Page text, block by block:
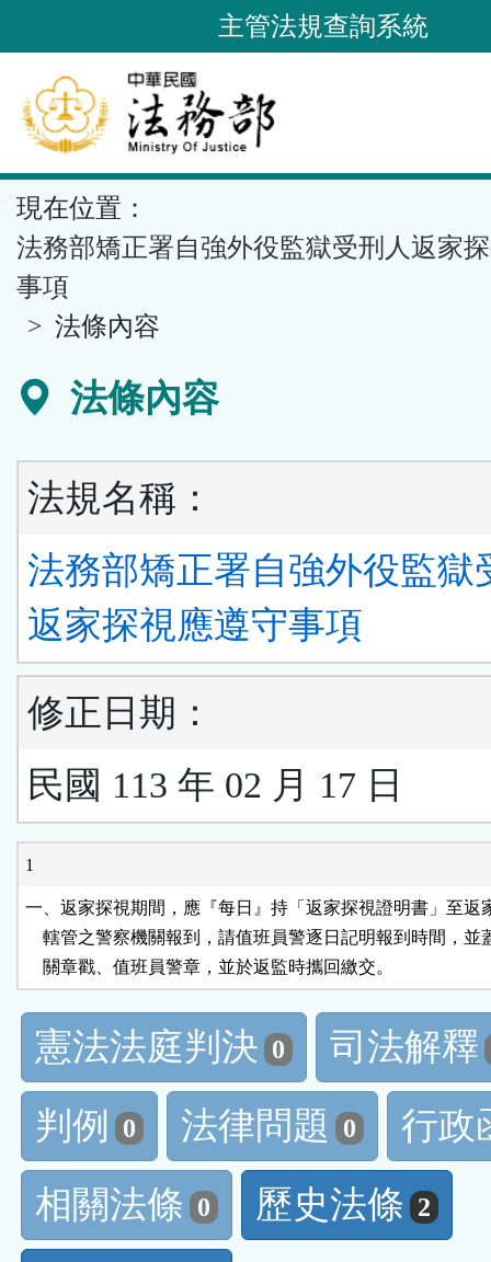
到
要
內
容
區
塊
主管法規查詢系統
現在位置：
法務部矯正署自強外役監獄受刑人返家
事項
法條內容
法條內容
法規名稱：
法務部矯正署自強外役監獄
返家探視應遵守事項
修正日期：
民國 113 年 02 月 17 日
1
一、返家探視期間，應『每日』持「返家探視證明書」至返
轄管之警察機關報到，請值班員警逐日記明報到時間，並
    關章戳、值班員警章，並於返監時攜回繳交。
憲法法庭判決 0
司法解釋
判例
0 法律問題 0
行政
相關法條 0 歷史法條 2